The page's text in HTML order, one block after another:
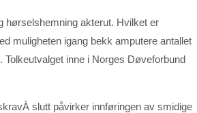
hørselshemning akterut. Hvilket er
muligheten igang bekk amputere antallet
inne i Norges Døveforbund
À slutt påvirker innføringen av smidige